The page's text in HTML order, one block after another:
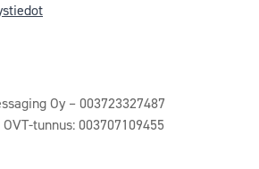
Oy – 003723327487
tunnus: 003707109455